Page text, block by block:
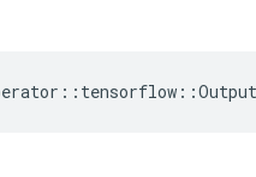
:: tensorflow ::Output